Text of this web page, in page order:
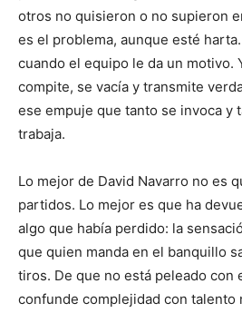
otros no quisieron o no supieron
es el problema, aunque esté
cuando el equipo le da un motivo.
compite, se vacía y transmite
ese empuje que tanto se invoca y
trabaja.
Lo mejor de David Navarro no es
partidos. Lo mejor es que ha
algo que había perdido: la
que quien manda en el banquillo
tiros. De que no está peleado con
confunde complejidad con talento